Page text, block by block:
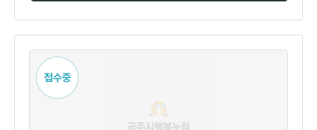
접수중